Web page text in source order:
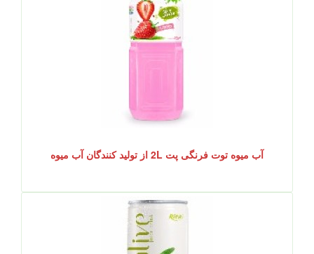
آب میوه توت فرنگی پت 2L از تولید کنندگان آب میوه